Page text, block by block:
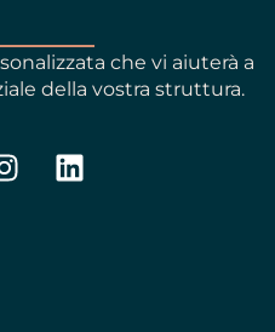
che vi aiuterà a
della vostra struttura.
I
n
L
i